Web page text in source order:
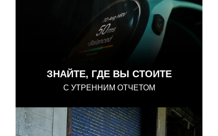
С УТРЕННИМ ОТЧЕТОМ
ЗНАЙТЕ, ГДЕ ВЫ СТОИТЕ